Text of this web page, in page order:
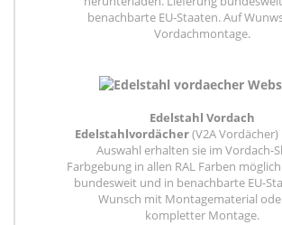
benachbarte EU-Staaten. Auf
Vordachmontage.
Edelstahl Vordach
Edelstahlvordächer(V2A
Auswahl erhalten sie im Vordach-
Farbgebung in allen RAL Farben
bundesweit und in benachbarte EU-
Wunsch mit Montagematerial
kompletter Montage.